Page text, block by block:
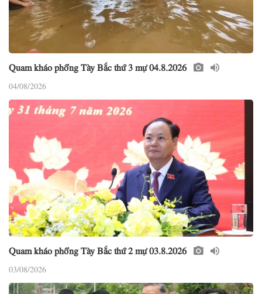
Quam kháo phổng Tày Bắc thứ 3 mự 04.8.2026
04/08/2026
Quam kháo phổng Tày Bắc thứ 2 mự 03.8.2026
03/08/2026